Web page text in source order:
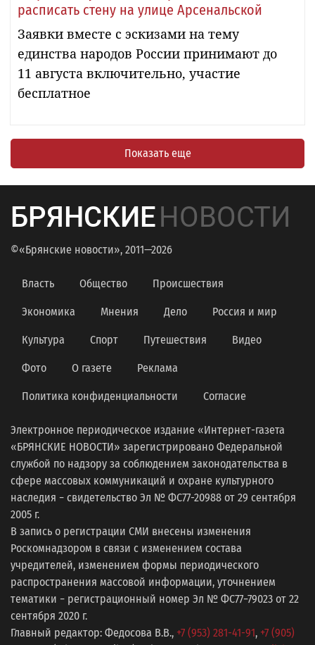
расписать стену на улице Арсенальской
Заявки вместе с эскизами на тему
единства народов России принимают до
11 августа включительно, участие
бесплатное
Показать еще
БРЯНСКИЕНОВОСТИ
©«Брянские новости», 2011—2026
Власть Общество Происшествия
Экономика Мнения Дело Россия и мир
Культура Спорт Путешествия Видео
Фото О газете Реклама
Политика конфиденциальности Согласие
Электронное периодическое издание «Интернет-газета
«БРЯНСКИЕ НОВОСТИ» зарегистрировано Федеральной
службой по надзору за соблюдением законодательства в
сфере массовых коммуникаций и охране культурного
наследия − свидетельство Эл № ФС77-20988 от 29 сентября
2005 г.
В запись о регистрации СМИ внесены изменения
Роскомнадзором в связи с изменением состава
учредителей, изменением формы периодического
распространения массовой информации, уточнением
тематики − регистрационный номер Эл № ФС77−79023 от 22
сентября 2020 г.
Главный редактор: Федосова В.В., +7 (953) 281-41-91, +7 (905)